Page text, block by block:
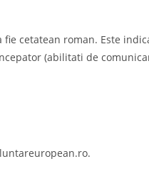
cetatean roman. Este
(abilitati de